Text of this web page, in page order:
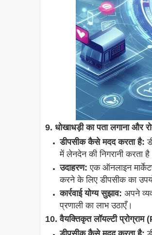
9. धोखाधड़ी का पता लगाना
डीपसीक कैसे मदद करता है:
में लेनदेन की निगरानी करता
उदाहरण: एक ऑनलाइन
करने के लिए डीपसीक का
कार्रवाई योग्य सुझाव: अपने
प्रणाली का लाभ उठाएँ।
10. वैयक्तिकृत लॉयल्टी